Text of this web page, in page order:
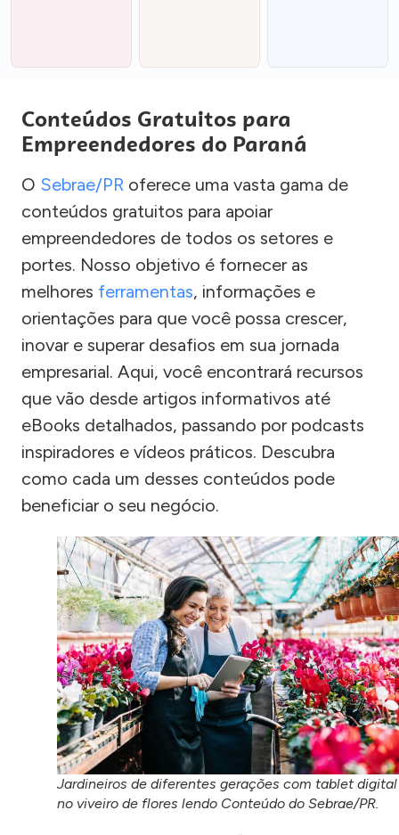
Conteúdos Gratuitos para
Empreendedores do Paraná
O Sebrae/PR oferece uma vasta gama de
conteúdos gratuitos para apoiar
empreendedores de todos os setores e
portes. Nosso objetivo é fornecer as
melhores ferramentas, informações e
orientações para que você possa crescer,
inovar e superar desafios em sua jornada
empresarial. Aqui, você encontrará recursos
que vão desde artigos informativos até
eBooks detalhados, passando por podcasts
inspiradores e vídeos práticos. Descubra
como cada um desses conteúdos pode
beneficiar o seu negócio.
Jardineiros de diferentes gerações com tablet digital
no viveiro de flores lendo Conteúdo do Sebrae/PR.